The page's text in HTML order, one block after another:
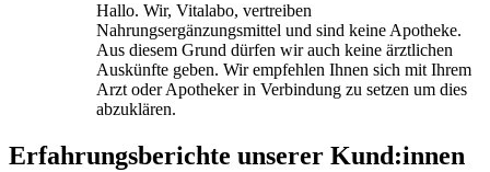
Hallo. Wir, Vitalabo, vertreiben
Nahrungsergänzungsmittel und sind keine Apotheke.
Aus diesem Grund dürfen wir auch keine ärztlichen
Auskünfte geben. Wir empfehlen Ihnen sich mit Ihrem
Arzt oder Apotheker in Verbindung zu setzen um dies
abzuklären.
Erfahrungsberichte unserer Kund:innen